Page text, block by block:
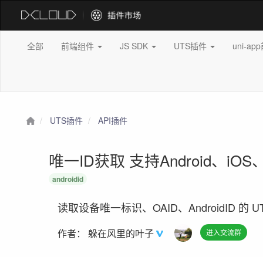
全部 前端组件 JS SDK UTS插件 uni-
UTS插件 API插件
唯一ID获取 支持Android、iOS
androidid
读取设备唯一标识、OAID、AndroidID 的
作者：躲在风里的叶子 进入交流群